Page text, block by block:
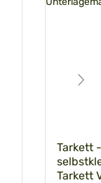
Tarkett
Tarkett